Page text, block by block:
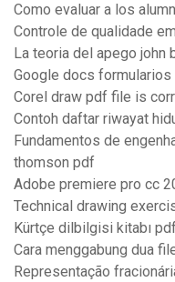
Como evaluar a los
Controle de qualidade
La teoria del apego john
Google docs formularios
Corel draw pdf file is
Contoh daftar riwayat
Fundamentos de
thomson pdf
Adobe premiere pro cc
Technical drawing
Kürtçe dilbilgisi kitabı pdf
Cara menggabung dua
Representação